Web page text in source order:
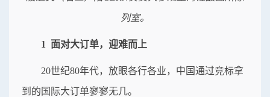
列室。
1 面对大订单，迎难而上
20世纪80年代，放眼各行各业，中国通过竞标拿
到的国际大订单寥寥无几。